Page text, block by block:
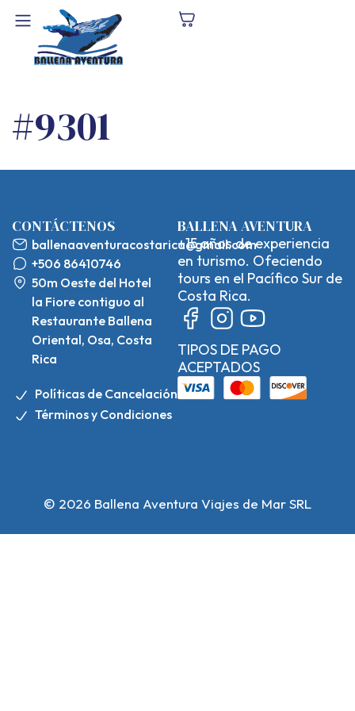
#9301
CONTÁCTENOS
ballenaaventuracostarica@gmail.com
+506 86410746
50m Oeste del Hotel
la Fiore contiguo al
Restaurante Ballena
Oriental, Osa, Costa
Rica
Políticas de Cancelación
Términos y Condiciones
BALLENA AVENTURA
+15 años de experiencia
en turismo. Ofeciendo
tours en el Pacífico Sur de
Costa Rica.
TIPOS DE PAGO
ACEPTADOS
© 2026 Ballena Aventura Viajes de Mar SRL